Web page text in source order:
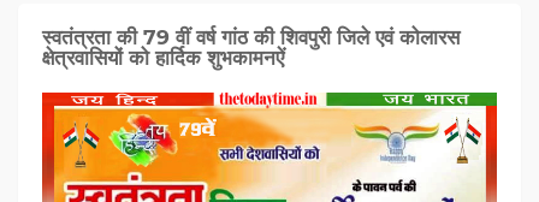
स्वतंत्रता की 79 वीं वर्ष गांठ की शिवपुरी जिले एवं कोलारस
क्षेत्रवासियों को हार्दिक शुभकामनऐं